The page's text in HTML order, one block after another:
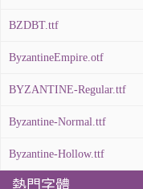
BZDBT.ttf
ByzantineEmpire.otf
BYZANTINE-Regular.ttf
Byzantine-Normal.ttf
Byzantine-Hollow.ttf
熱門字體